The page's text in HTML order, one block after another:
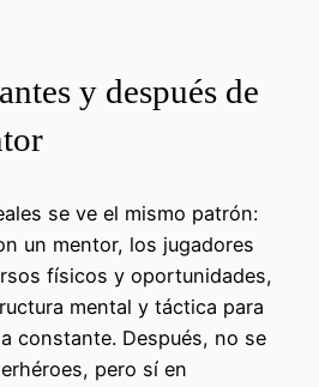
y después de
se ve el mismo patrón:
un mentor, los jugadores
físicos y oportunidades,
mental y táctica para
constante. Después, no se
pero sí en